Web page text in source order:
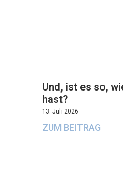
Und, ist es so,
hast?
13. Juli 2026
ZUM BEITRAG